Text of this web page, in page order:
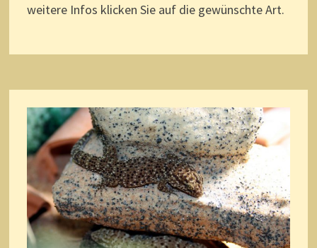
weitere Infos klicken Sie auf die gewünschte Art.